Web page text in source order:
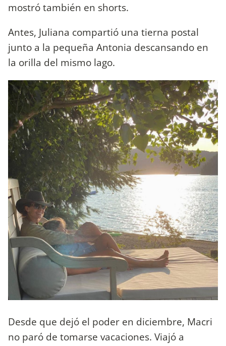
mostró también en shorts.
Antes, Juliana compartió una tierna postal
junto a la pequeña Antonia descansando en
la orilla del mismo lago.
Desde que dejó el poder en diciembre, Macri
no paró de tomarse vacaciones. Viajó a